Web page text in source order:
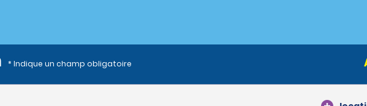
* Indique un champ obligatoire